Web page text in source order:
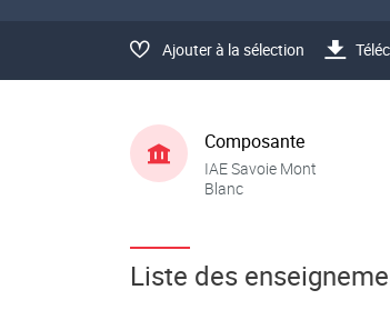
Ajouter à la sélection
Composante
IAE Savoie Mont
Blanc
Liste des